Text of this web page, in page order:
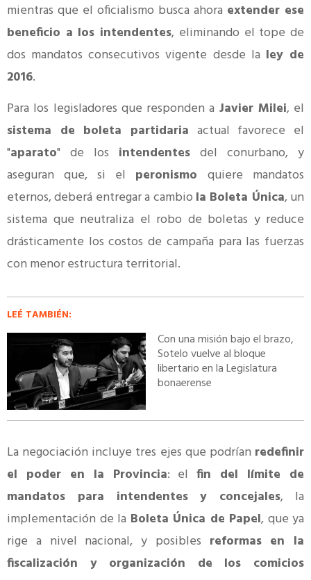
mientras que el oficialismo busca ahora extender ese
beneficio a los intendentes, eliminando el tope de
dos mandatos consecutivos vigente desde la ley de
2016.
Para los legisladores que responden a Javier Milei, el
sistema de boleta partidaria actual favorece el
"aparato" de los intendentesdel conurbano, y
aseguran que, si el peronismo quiere mandatos
eternos, deberá entregar a cambio la Boleta Única, un
sistema que neutraliza el robo de boletas y reduce
drásticamente los costos de campaña para las fuerzas
con menor estructura territorial.
LEÉ TAMBIÉN:
Con una misión bajo el brazo,
Sotelo vuelve al bloque
libertario en la Legislatura
bonaerense
La negociación incluye tres ejes que podrían redefinir
el poder en la Provincia: elfin del límite de
mandatos para intendentes y concejales, la
implementación de la Boleta Única de Papel, que ya
rige a nivel nacional, y posibles reformas en la
fiscalización y organización de los comicios